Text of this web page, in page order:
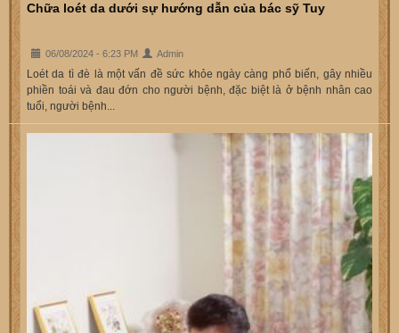
Chữa loét da dưới sự hướng dẫn của bác sỹ Tuy
06/08/2024 - 6:23 PM Admin
Loét da tì đè là một vấn đề sức khỏe ngày càng phổ biến, gây nhiều
phiền toái và đau đớn cho người bệnh, đặc biệt là ở bệnh nhân cao
tuổi, người bệnh...